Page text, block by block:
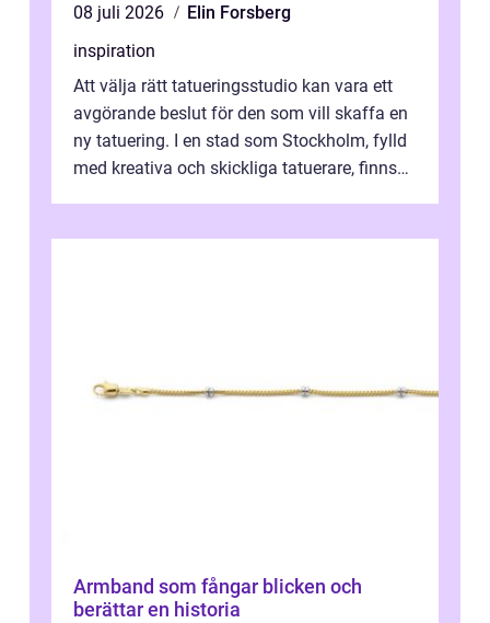
08 juli 2026
Elin Forsberg
inspiration
Att välja rätt tatueringsstudio kan vara ett
avgörande beslut för den som vill skaffa en
ny tatuering. I en stad som Stockholm, fylld
med kreativa och skickliga tatuerare, finns
Armband som fångar blicken och
berättar en historia